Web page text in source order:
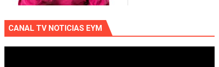
CANAL TV NOTICIAS EYM